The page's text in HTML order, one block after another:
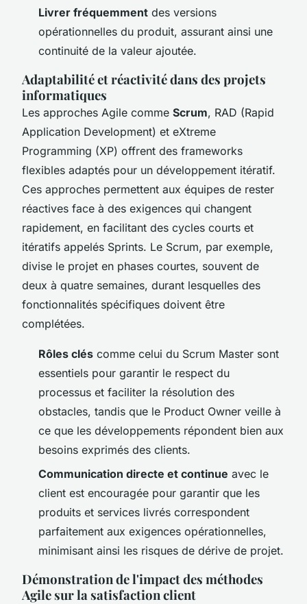
Livrer fréquemment des versions
opérationnelles du produit, assurant ainsi une
continuité de la valeur ajoutée.
Adaptabilité et réactivité dans des projets
informatiques
Les approches Agile comme Scrum, RAD (Rapid
Application Development) et eXtreme
Programming (XP) offrent des frameworks
flexibles adaptés pour un développement itératif.
Ces approches permettent aux équipes de rester
réactives face à des exigences qui changent
rapidement, en facilitant des cycles courts et
itératifs appelés Sprints. Le Scrum, par exemple,
divise le projet en phases courtes, souvent de
deux à quatre semaines, durant lesquelles des
fonctionnalités spécifiques doivent être
complétées.
Rôles clés comme celui du Scrum Master sont
essentiels pour garantir le respect du
processus et faciliter la résolution des
obstacles, tandis que le Product Owner veille à
ce que les développements répondent bien aux
besoins exprimés des clients.
Communication directe et continue avec le
client est encouragée pour garantir que les
produits et services livrés correspondent
parfaitement aux exigences opérationnelles,
minimisant ainsi les risques de dérive de projet.
Démonstration de l'impact des méthodes
Agile sur la satisfaction client